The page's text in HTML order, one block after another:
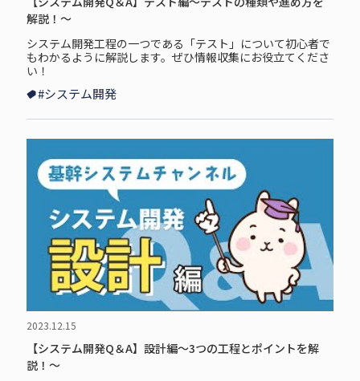
解説！～
システム開発工程の一つである「テスト」について初心者で
もわかるように解説します。ぜひ情報収集にお役立てくださ
い！
#システム開発
2023.12.15
【システム開発Q＆A】設計編～3つの工程とポイントを解
説！～